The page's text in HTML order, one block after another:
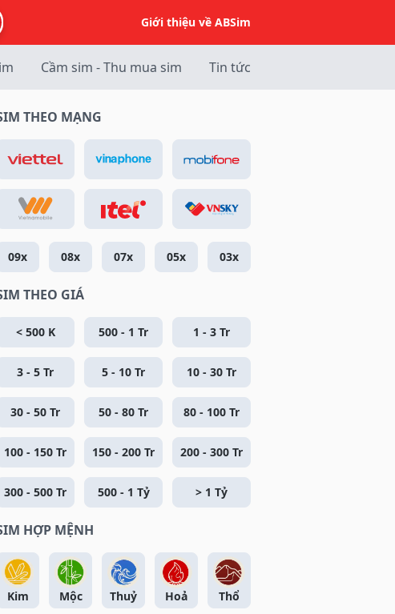
Giới thiệu về ABSim
Cầm sim - Thu mua sim Tin tức
THEO MẠNG
09x 08x 07x 05x 03x
THEO GIÁ
< 500 K 500 - 1 Tr 1 - 3 Tr
3 - 5 Tr 5 - 10 Tr 10 - 30 Tr
30 - 50 Tr 50 - 80 Tr 80 - 100 Tr
100 - 150 Tr 150 - 200 Tr 200 - 300 Tr
300 - 500 Tr 500 - 1 Tỷ > 1 Tỷ
HỢP MỆNH
Kim Mộc Thuỷ Hoả Thổ